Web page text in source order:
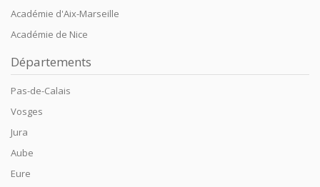
Académie d'Aix-Marseille
Académie de Nice
Départements
Pas-de-Calais
Vosges
Jura
Aube
Eure